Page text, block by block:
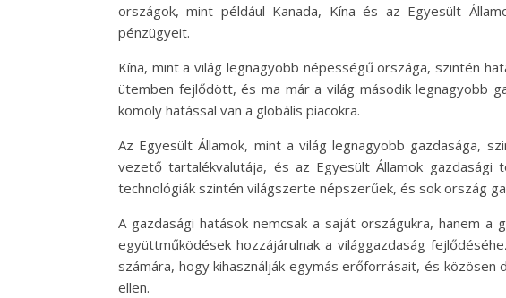
országok, mint például Kanada, Kína és az Egyesült
pénzügyeit.
Kína, mint a világ legnagyobb népességű országa, szintén
ütemben fejlődött, és ma már a világ második legnagyobb
komoly hatással van a globális piacokra.
Az Egyesült Államok, mint a világ legnagyobb gazdasága,
vezető tartalékvalutája, és az Egyesült Államok gazdasági
technológiák szintén világszerte népszerűek, és sok ország
A gazdasági hatások nemcsak a saját országukra, hanem
együttműködések hozzájárulnak a világgazdaság
számára, hogy kihasználják egymás erőforrásait, és
ellen.